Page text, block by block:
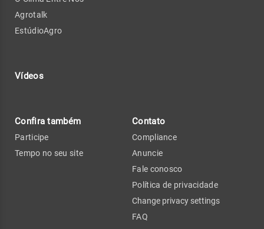
Agrotalk
EstúdioAgro
Vídeos
Confira também
Participe
Tempo no seu site
Contato
Compliance
Anuncie
Fale conosco
Política de privacidade
Change privacy settings
FAQ